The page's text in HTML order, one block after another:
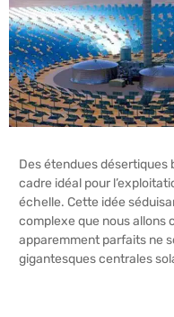
Des étendues désertiques
cadre idéal pour
échelle. Cette idée
complexe que nous allons
apparemment parfaits ne
gigantesques centrales